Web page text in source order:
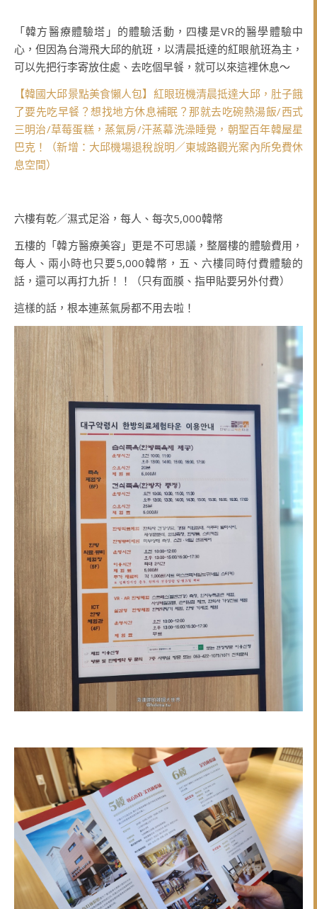
「韓方醫療體驗塔」的體驗活動，四樓是VR的醫學體驗中
心，但因為台灣飛大邱的航班，以清晨抵達的紅眼航班為主，
可以先把行李寄放住處、去吃個早餐，就可以來這裡休息～
【韓國大邱景點美食懶人包】紅眼班機清晨抵達大邱，肚子餓
了要先吃早餐？想找地方休息補眠？那就去吃碗熱湯飯/西式
三明治/草莓蛋糕，蒸氣房/汗蒸幕洗澡睡覺，朝聖百年韓屋星
巴克！（新增：大邱機場退稅說明／東城路觀光案內所免費休
息空間）
六樓有乾／濕式足浴，每人、每次5,000韓幣
五樓的「韓方醫療美容」更是不可思議，整層樓的體驗費用，
每人、兩小時也只要5,000韓幣，五、六樓同時付費體驗的
話，還可以再打九折！！（只有面膜、指甲貼要另外付費）
這樣的話，根本連蒸氣房都不用去啦！